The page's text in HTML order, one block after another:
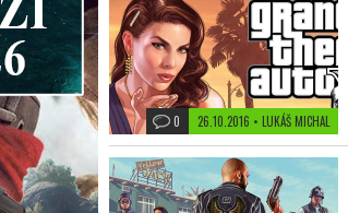
26.10.2016 • LUKÁŠ MICHAL
0